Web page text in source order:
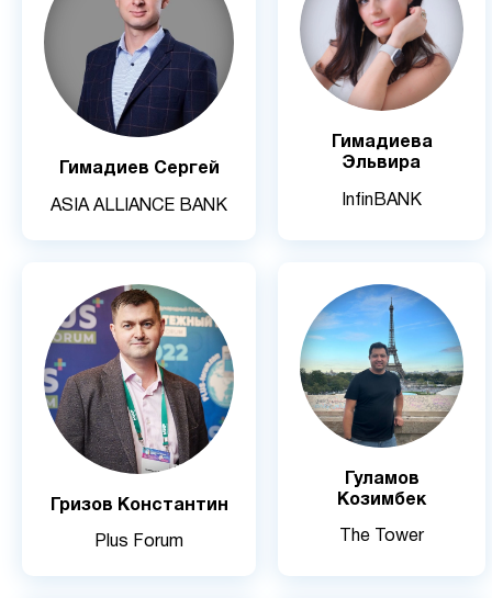
Гимадиев Сергей
ASIA ALLIANCE BANK
Гимадиева
Эльвира
InfinBANK
Гризов Константин
Plus Forum
Гуламов
Козимбек
The Tower